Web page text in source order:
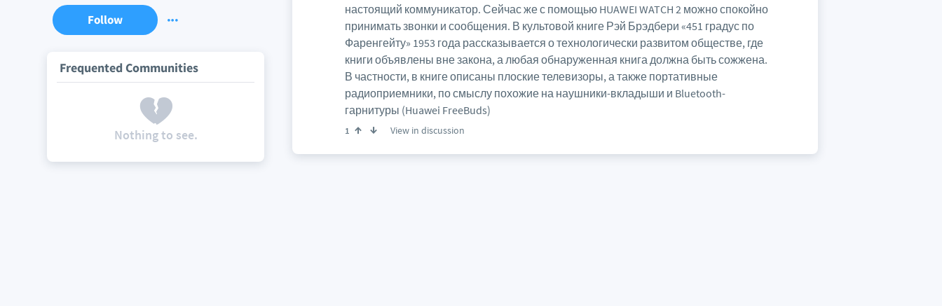
Follow
Frequented Communities
Nothing to see.
настоящий коммуникатор. Сейчас же с помощью HUAWEI WATCH 2 можно спокойно
принимать звонки и сообщения. В культовой книге Рэй Брэдбери «451 градус по
Фаренгейту» 1953 года рассказывается о технологически развитом обществе, где
книги объявлены вне закона, а любая обнаруженная книга должна быть сожжена.
В частности, в книге описаны плоские телевизоры, а также портативные
радиоприемники, по смыслу похожие на наушники-вкладыши и Bluetooth-
гарнитуры (Huawei FreeBuds)
1 View in discussion